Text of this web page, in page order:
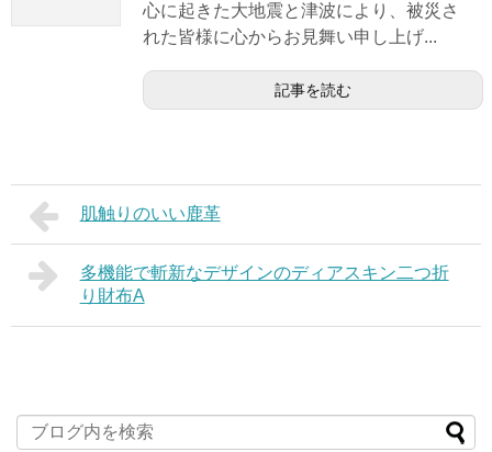
心に起きた大地震と津波により、被災さ
れた皆様に心からお見舞い申し上げ...
記事を読む
肌触りのいい鹿革
多機能で斬新なデザインのディアスキン二つ折
り財布A